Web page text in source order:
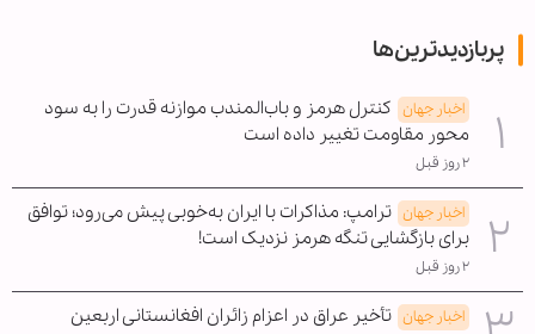
پربازدیدترین‌ها
اخبار جهان کنترل هرمز و باب‌المندب موازنه قدرت را به سود
محور مقاومت تغییر داده است
۲ روز قبل
اخبار جهان ترامپ: مذاکرات با ایران به‌خوبی پیش می‌رود؛ توافق
برای بازگشایی تنگه هرمز نزدیک است!
۲ روز قبل
اخبار جهان تأخیر عراق در اعزام زائران افغانستانی اربعین